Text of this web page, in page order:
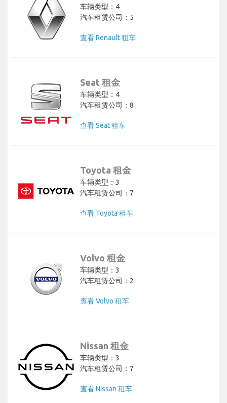
车辆类型：4
汽车租赁公司：5
查看 Renault 租车
Seat 租金
车辆类型：4
汽车租赁公司：8
查看 Seat 租车
Toyota 租金
车辆类型：3
汽车租赁公司：7
查看 Toyota 租车
Volvo 租金
车辆类型：3
汽车租赁公司：2
查看 Volvo 租车
Nissan 租金
车辆类型：3
汽车租赁公司：7
查看 Nissan 租车